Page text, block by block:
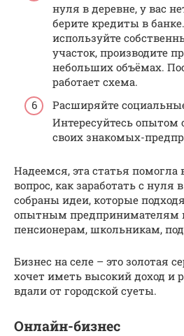
нуля в деревне, у вас
берите кредиты в
используйте
участок, производите
небольших объёмах.
работает схема.
Расширяйте
Интересуйтесь опытом
своих знакомых-
Надеемся, эта статья помогла
вопрос, как заработать с нуля
собраны идеи, которые
опытным предпринимателям
пенсионерам, школьникам,
Бизнес на селе – это золотая
хочет иметь высокий доход и
вдали от городской суеты.
Онлайн-бизнес